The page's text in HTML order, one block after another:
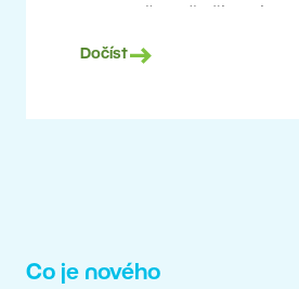
a přesto mohu nabízet
Dočíst
Co je nového